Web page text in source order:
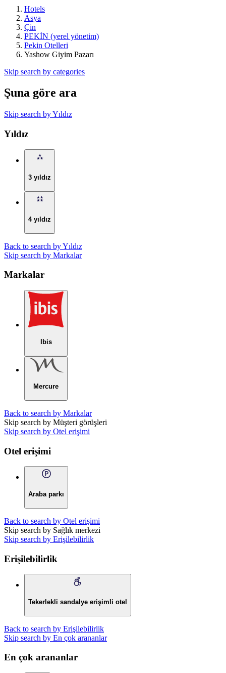
Hotels
Asya
Çin
PEKİN (yerel yönetim)
Pekin Otelleri
Yashow Giyim Pazarı
Skip search by categories
Şuna göre ara
Skip search by Yıldız
Yıldız
3 yıldız
4 yıldız
Back to search by Yıldız
Skip search by Markalar
Markalar
Ibis
Mercure
Back to search by Markalar
Skip search by Müşteri görüşleri
Skip search by Otel erişimi
Otel erişimi
Araba parkı
Back to search by Otel erişimi
Skip search by Sağlık merkezi
Skip search by Erişilebilirlik
Erişilebilirlik
Tekerlekli sandalye erişimli otel
Back to search by Erişilebilirlik
Skip search by En çok arananlar
En çok arananlar